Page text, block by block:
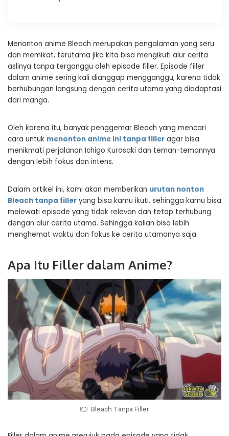
Menonton anime Bleach merupakan pengalaman yang seru
dan memikat, terutama jika kita bisa mengikuti alur cerita
aslinya tanpa terganggu oleh episode filler. Episode filler
dalam anime sering kali dianggap mengganggu, karena tidak
berhubungan langsung dengan cerita utama yang diadaptasi
dari manga.
Oleh karena itu, banyak penggemar Bleach yang mencari
cara untuk menonton anime ini tanpa filler agar bisa
menikmati perjalanan Ichigo Kurosaki dan teman-temannya
dengan lebih fokus dan intens.
Dalam artikel ini, kami akan memberikan urutan nonton
Bleach tanpa filler yang bisa kamu ikuti, sehingga kamu bisa
melewati episode yang tidak relevan dan tetap terhubung
dengan alur cerita utama. Sehingga kalian bisa lebih
menghemat waktu dan fokus ke cerita utamanya saja.
Apa Itu Filler dalam Anime?
Bleach Tanpa Filler